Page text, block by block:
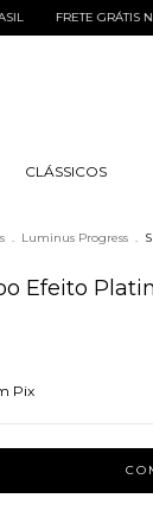
FRETE GRÁTIS NAS
CLÁSSICOS
. Luminus Progress .
Efeito
Pix